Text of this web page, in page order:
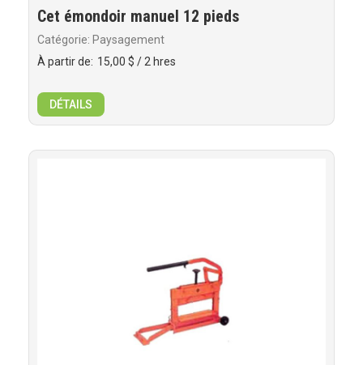
Cet émondoir manuel 12 pieds
Catégorie: Paysagement
À partir de: 15,00 $ / 2 hres
DÉTAILS